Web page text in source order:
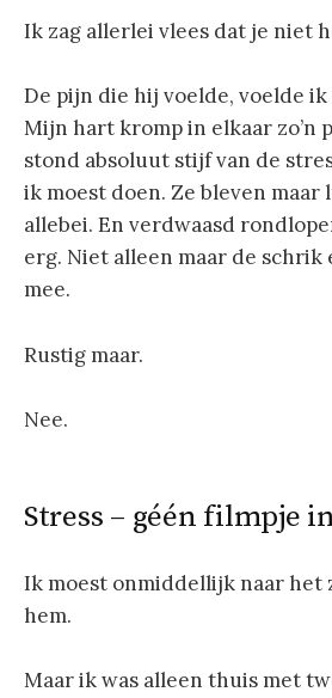
Ik zag allerlei vlees dat je niet
De pijn die hij voelde, voelde
Mijn hart kromp in elkaar zo’n
stond absoluut stijf van de
ik moest doen. Ze bleven
allebei. En verdwaasd
erg. Niet alleen maar de schrik
mee.
Rustig maar.
Nee.
Stress – géén filmpje
Ik moest onmiddellijk naar het
hem.
Maar ik was alleen thuis met